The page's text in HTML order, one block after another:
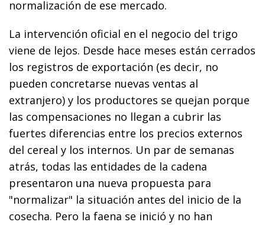
normalización de ese mercado.
La intervención oficial en el negocio del trigo
viene de lejos. Desde hace meses están cerrados
los registros de exportación (es decir, no
pueden concretarse nuevas ventas al
extranjero) y los productores se quejan porque
las compensaciones no llegan a cubrir las
fuertes diferencias entre los precios externos
del cereal y los internos. Un par de semanas
atrás, todas las entidades de la cadena
presentaron una nueva propuesta para
"normalizar" la situación antes del inicio de la
cosecha. Pero la faena se inició y no han